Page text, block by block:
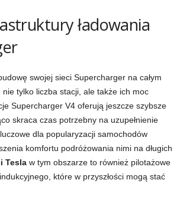
ładowania
swojej sieci Supercharger na całym
tylko liczba stacji, ale także ich moc
Supercharger V4 oferują jeszcze szybsze
skraca czas potrzebny na uzupełnienie
dla popularyzacji samochodów
komfortu podróżowania nimi na długich
Tesla w tym obszarze to również pilotażowe
które w przyszłości mogą stać